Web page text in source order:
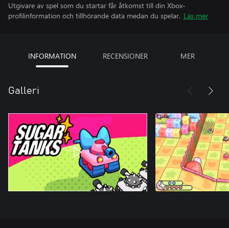
Utgivare av spel som du startar får åtkomst till din Xbox-
profilinformation och tillhörande data medan du spelar. Läs mer
INFORMATION RECENSIONER MER
Galleri